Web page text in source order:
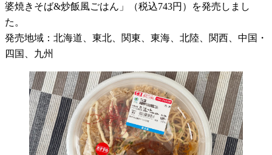
婆焼きそば&炒飯風ごはん」（税込743円）を発売しまし
た。
発売地域：北海道、東北、関東、東海、北陸、関西、中国・
四国、九州